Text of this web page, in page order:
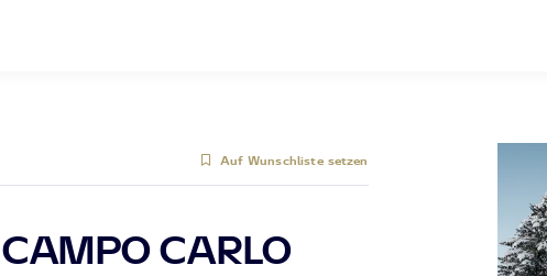
Auf Wunschliste setzen
CARLO